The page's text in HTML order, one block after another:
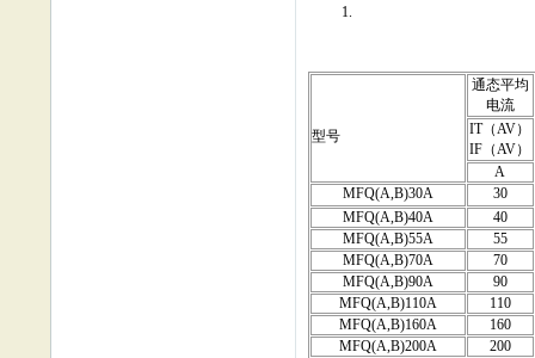
型号
通态平均
电流
IT（AV）
IF（AV）
A
MFQ(A,B)30A
30
MFQ(A,B)40A
40
MFQ(A,B)55A
55
MFQ(A,B)70A
70
MFQ(A,B)90A
90
MFQ(A,B)110A
110
MFQ(A,B)160A
160
MFQ(A,B)200A
200